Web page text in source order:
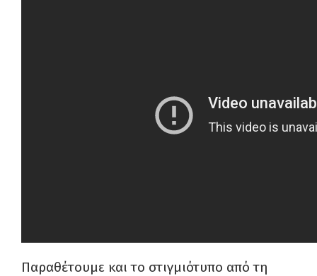
Παραθέτουμε και το στιγμιότυπο από τη